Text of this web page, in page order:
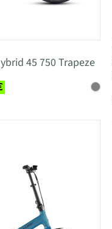
45 750 Trapeze